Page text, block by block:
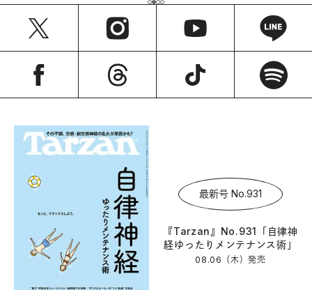
最新号 No.931
『Tarzan』No.931「自律神
経ゆったりメンテナンス術」
08.06（木）発売